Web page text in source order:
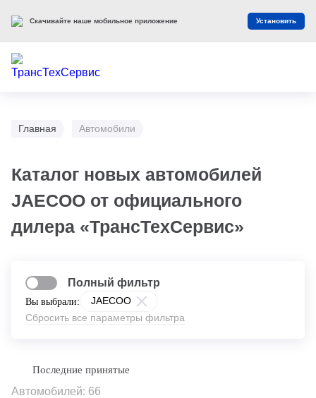
Главная Автомобили
Каталог новых автомобилей
JAECOO от официального
дилера «ТрансТехСервис»
Вы выбрали:
JAECOO
Сбросить все параметры фильтра
Полный фильтр
Автомобилей: 66
Скачивайте наше мобильное приложение Установить